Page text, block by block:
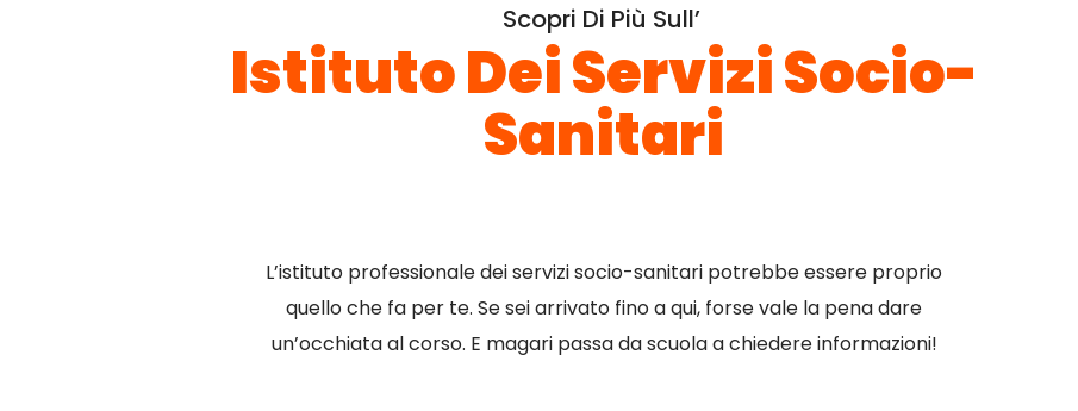
Scopri Di Più Sull’
Istituto Dei Servizi Socio-
Sanitari
L’istituto professionale dei servizi socio-sanitari potrebbe essere proprio
quello che fa per te. Se sei arrivato fino a qui, forse vale la pena dare
un’occhiata al corso. E magari passa da scuola a chiedere informazioni!